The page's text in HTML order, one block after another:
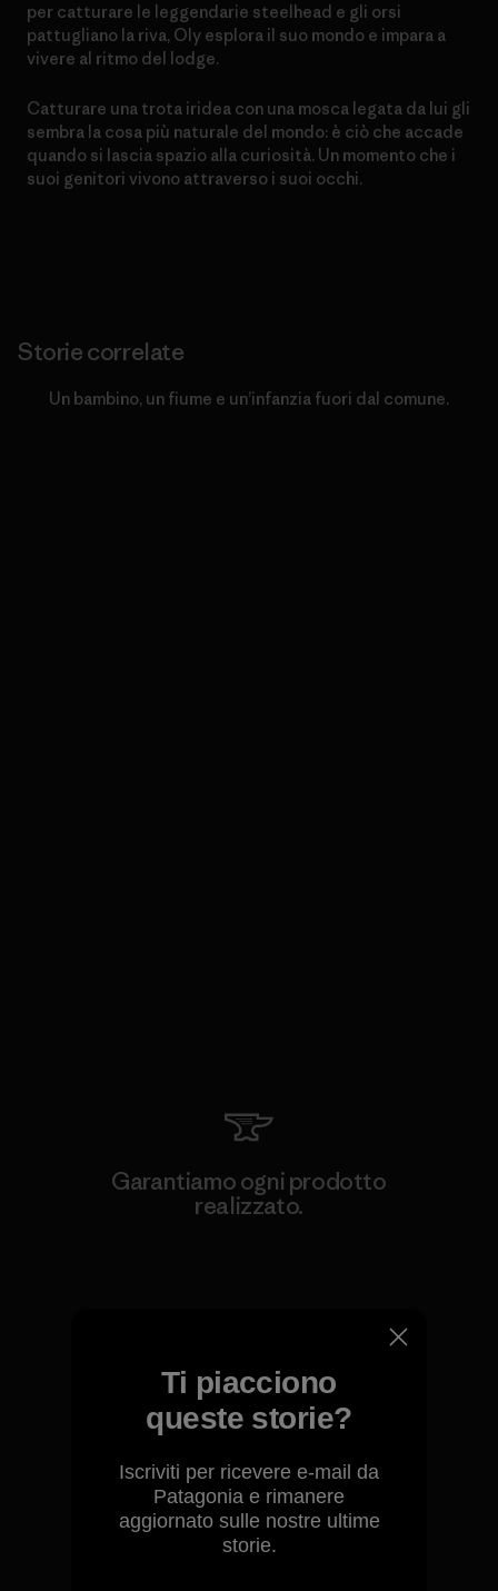
per catturare le leggendarie steelhead e gli orsi
pattugliano la riva, Oly esplora il suo mondo e impara a
vivere al ritmo del lodge.
Catturare una trota iridea con una mosca legata da lui gli
sembra la cosa più naturale del mondo: è ciò che accade
quando si lascia spazio alla curiosità. Un momento che i
suoi genitori vivono attraverso i suoi occhi.
Storie correlate
Un bambino, un fiume e un’infanzia fuori dal comune.
Garantiamo ogni prodotto
realizzato.
Ci assumiamo la
responsabilità del nostro
impatto.
Scopri di più sulla nostra impronta
ecologica
Ti piacciono
queste storie?
Iscriviti per ricevere e-mail da
Patagonia e rimanere
aggiornato sulle nostre ultime
storie.